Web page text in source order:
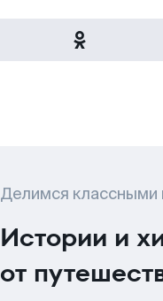
Делимся классными
Истории и
от